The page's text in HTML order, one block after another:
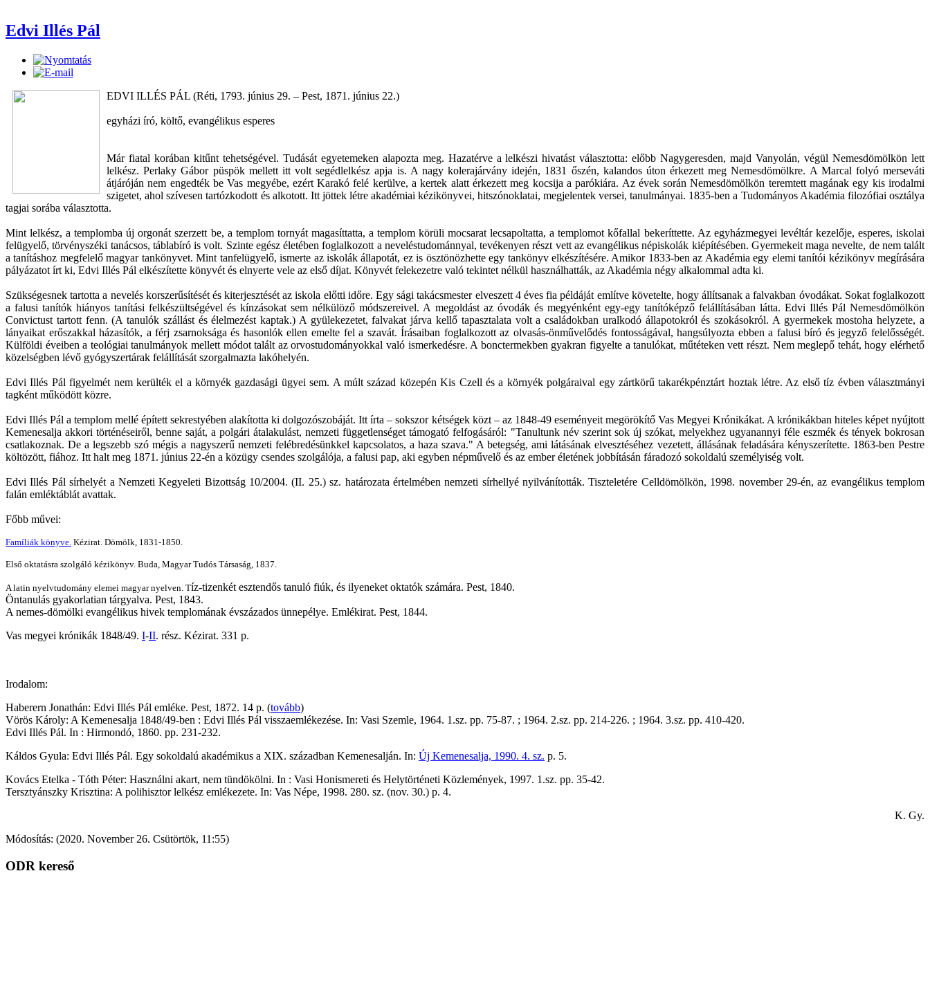
Edvi Illés Pál
EDVI ILLÉS PÁL (Réti, 1793. június 29. – Pest, 1871. június 22.)
egyházi író, költő, evangélikus esperes
Már fiatal korában kitűnt tehetségével. Tudását egyetemeken alapozta meg. Hazatérve a lelkészi hivatást választotta: előbb Nagygeresden, majd Vanyolán, végül Nemesdömölkön lett
lelkész. Perlaky Gábor püspök mellett itt volt segédlelkész apja is. A nagy kolerajárvány idején, 1831 őszén, kalandos úton érkezett meg Nemesdömölkre. A Marcal folyó merseváti
átjáróján nem engedték be Vas megyébe, ezért Karakó felé kerülve, a kertek alatt érkezett meg kocsija a parókiára. Az évek során Nemesdömölkön teremtett magának egy kis irodalmi
szigetet, ahol szívesen tartózkodott és alkotott. Itt jöttek létre akadémiai kézikönyvei, hitszónoklatai, megjelentek versei, tanulmányai. 1835-ben a Tudományos Akadémia filozófiai osztálya
tagjai sorába választotta.
Mint lelkész, a templomba új orgonát szerzett be, a templom tornyát magasíttatta, a templom körüli mocsarat lecsapoltatta, a templomot kőfallal bekeríttette. Az egyházmegyei levéltár kezelője, esperes, iskolai
felügyelő, törvényszéki tanácsos, táblabíró is volt. Szinte egész életében foglalkozott a neveléstudománnyal, tevékenyen részt vett az evangélikus népiskolák kiépítésében. Gyermekeit maga nevelte, de nem talált
a tanításhoz megfelelő magyar tankönyvet. Mint tanfelügyelő, ismerte az iskolák állapotát, ez is ösztönözhette egy tankönyv elkészítésére. Amikor 1833-ben az Akadémia egy elemi tanítói kézikönyv megírására
pályázatot írt ki, Edvi Illés Pál elkészítette könyvét és elnyerte vele az első díjat. Könyvét felekezetre való tekintet nélkül használhatták, az Akadémia négy alkalommal adta ki.
Szükségesnek tartotta a nevelés korszerűsítését és kiterjesztését az iskola előtti időre. Egy sági takácsmester elveszett 4 éves fia példáját említve követelte, hogy állítsanak a falvakban óvodákat. Sokat foglalkozott
a falusi tanítók hiányos tanítási felkészültségével és kínzásokat sem nélkülöző módszereivel. A megoldást az óvodák és megyénként egy-egy tanítóképző felállításában látta. Edvi Illés Pál Nemesdömölkön
Convictust tartott fenn. (A tanulók szállást és élelmezést kaptak.) A gyülekezetet, falvakat járva kellő tapasztalata volt a családokban uralkodó állapotokról és szokásokról. A gyermekek mostoha helyzete, a
lányaikat erőszakkal házasítók, a férj zsarnoksága és hasonlók ellen emelte fel a szavát. Írásaiban foglalkozott az olvasás-önművelődés fontosságával, hangsúlyozta ebben a falusi bíró és jegyző felelősségét.
Külföldi éveiben a teológiai tanulmányok mellett módot talált az orvostudományokkal való ismerkedésre. A bonctermekben gyakran figyelte a tanulókat, műtéteken vett részt. Nem meglepő tehát, hogy elérhető
közelségben lévő gyógyszertárak felállítását szorgalmazta lakóhelyén.
Edvi Illés Pál figyelmét nem kerülték el a környék gazdasági ügyei sem. A múlt század közepén Kis Czell és a környék polgáraival egy zártkörű takarékpénztárt hoztak létre. Az első tíz évben választmányi
tagként működött közre.
Edvi Illés Pál a templom mellé épített sekrestyében alakította ki dolgozószobáját. Itt írta – sokszor kétségek közt – az 1848-49 eseményeit megörökítő Vas Megyei Krónikákat. A krónikákban hiteles képet nyújtott
Kemenesalja akkori történéseiről, benne saját, a polgári átalakulást, nemzeti függetlenséget támogató felfogásáról: "Tanultunk név szerint sok új szókat, melyekhez ugyanannyi féle eszmék és tények bokrosan
csatlakoznak. De a legszebb szó mégis a nagyszerű nemzeti felébredésünkkel kapcsolatos, a haza szava." A betegség, ami látásának elvesztéséhez vezetett, állásának feladására kényszerítette. 1863-ben Pestre
költözött, fiához. Itt halt meg 1871. június 22-én a közügy csendes szolgálója, a falusi pap, aki egyben népművelő és az ember életének jobbításán fáradozó sokoldalú személyiség volt.
Edvi Illés Pál sírhelyét a Nemzeti Kegyeleti Bizottság 10/2004. (II. 25.) sz. határozata értelmében nemzeti sírhellyé nyilvánították. Tiszteletére Celldömölkön, 1998. november 29-én, az evangélikus templom
falán emléktáblát avattak.
Főbb művei:
Famíliák könyve. Kézirat. Dömölk, 1831-1850.
Első oktatásra szolgáló kézikönyv. Buda, Magyar Tudós Társaság, 1837.
A latin nyelvtudomány elemei magyar nyelven. Tíz-tizenkét esztendős tanuló fiúk, és ilyeneket oktatók számára. Pest, 1840.
Öntanulás gyakorlatian tárgyalva. Pest, 1843.
A nemes-dömölki evangélikus hivek templomának évszázados ünnepélye. Emlékirat. Pest, 1844.
Vas megyei krónikák 1848/49. I-II. rész. Kézirat. 331 p.
Irodalom:
Haberern Jonathán: Edvi Illés Pál emléke. Pest, 1872. 14 p. (tovább)
Vörös Károly: A Kemenesalja 1848/49-ben : Edvi Illés Pál visszaemlékezése. In: Vasi Szemle, 1964. 1.sz. pp. 75-87. ; 1964. 2.sz. pp. 214-226. ; 1964. 3.sz. pp. 410-420.
Edvi Illés Pál. In : Hirmondó, 1860. pp. 231-232.
Káldos Gyula: Edvi Illés Pál. Egy sokoldalú akadémikus a XIX. században Kemenesalján. In: Új Kemenesalja, 1990. 4. sz. p. 5.
Kovács Etelka - Tóth Péter: Használni akart, nem tündökölni. In : Vasi Honismereti és Helytörténeti Közlemények, 1997. 1.sz. pp. 35-42.
Tersztyánszky Krisztina: A polihisztor lelkész emlékezete. In: Vas Népe, 1998. 280. sz. (nov. 30.) p. 4.
K. Gy.
Módosítás: (2020. November 26. Csütörtök, 11:55)
ODR kereső